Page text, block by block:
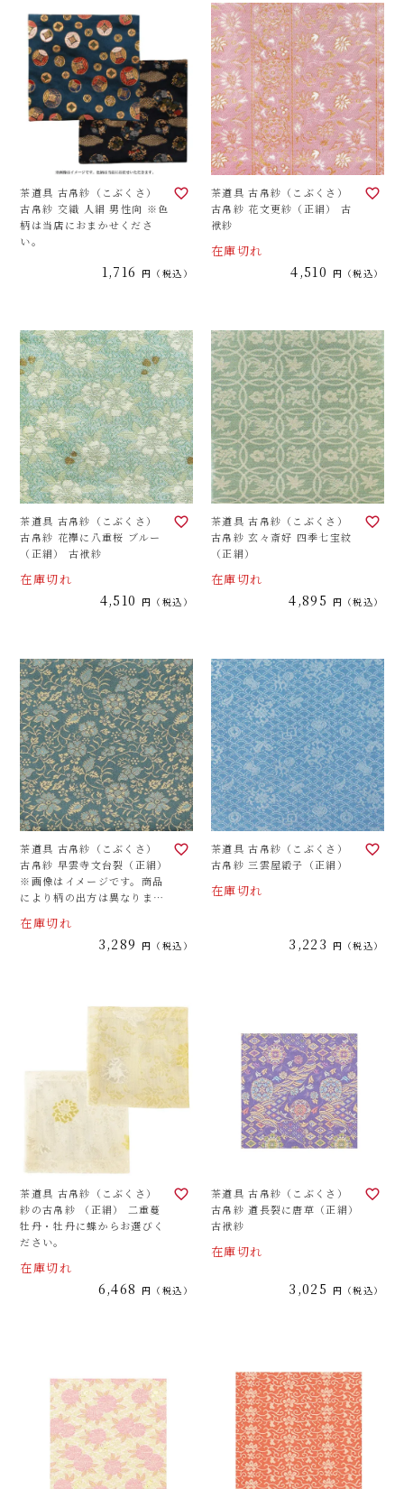
茶道具 古帛紗（こぶくさ）
古帛紗 交織 人絹 男性向 ※色
柄は当店におまかせくださ
い。
1,716 税込
茶道具 古帛紗（こぶくさ）
古帛紗 花文更紗（正絹） 古
袱紗
在庫切れ
4,510 税込
茶道具 古帛紗（こぶくさ）
古帛紗 花襷に八重桜 ブルー
（正絹） 古袱紗
在庫切れ
4,510 税込
茶道具 古帛紗（こぶくさ）
古帛紗 玄々斎好 四季七宝紋
（正絹）
在庫切れ
4,895 税込
茶道具 古帛紗（こぶくさ）
古帛紗 早雲寺文台裂（正絹）
※画像はイメージです。商品
により柄の出方は異なりま
在庫切れ
3,289 税込
茶道具 古帛紗（こぶくさ）
古帛紗 三雲屋緞子（正絹）
在庫切れ
3,223 税込
茶道具 古帛紗（こぶくさ）
紗の古帛紗 （正絹） 二重蔓
牡丹・牡丹に蝶からお選びく
ださい。
在庫切れ
6,468 税込
茶道具 古帛紗（こぶくさ）
古帛紗 道長裂に唐草（正絹）
古袱紗
在庫切れ
3,025 税込